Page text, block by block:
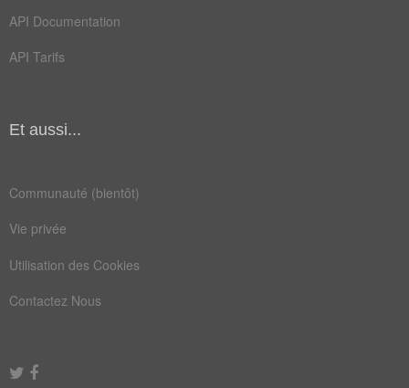
API Documentation
API Tarifs
Et aussi...
Communauté (bientôt)
Vie privée
Utilisation des Cookies
Contactez Nous